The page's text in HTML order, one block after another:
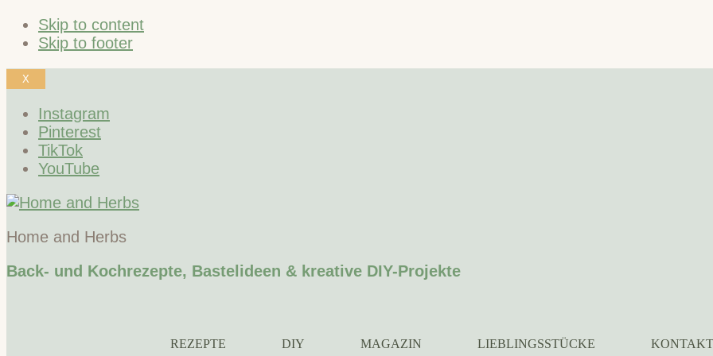
Skip to content
Skip to footer
X
Instagram
Pinterest
TikTok
YouTube
Home and Herbs
Back- und Kochrezepte, Bastelideen & kreative DIY-Projekte
REZEPTE DIY MAGAZIN LIEBLINGSSTÜCKE KONTAKT